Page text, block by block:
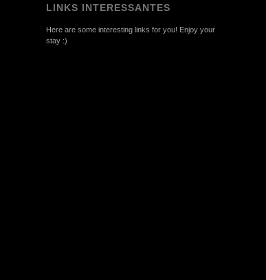
LINKS INTERESSANTES
Here are some interesting links for you! Enjoy your
stay :)